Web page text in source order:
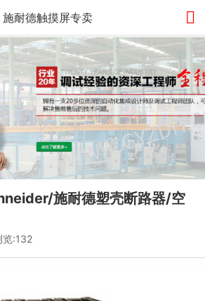
施耐德触摸屏专卖 
施耐德塑壳断路器/空
:132